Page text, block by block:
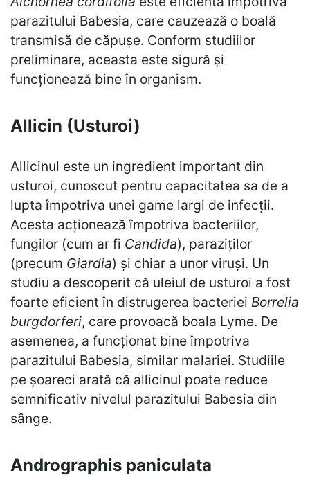
parazitului Babesia, care cauzează o boală
transmisă de căpușe. Conform studiilor
preliminare, aceasta este sigură și
funcționează bine în organism.
Allicin (Usturoi)
Allicinul este un ingredient important din
usturoi, cunoscut pentru capacitatea sa de a
lupta împotriva unei game largi de infecții.
Acesta acționează împotriva bacteriilor,
fungilor (cum ar fi Candida), paraziților
(precum Giardia) și chiar a unor viruși. Un
studiu a descoperit că uleiul de usturoi a fost
foarte eficient în distrugerea bacteriei Borrelia
burgdorferi, care provoacă boala Lyme. De
asemenea, a funcționat bine împotriva
parazitului Babesia, similar malariei. Studiile
pe șoareci arată că allicinul poate reduce
semnificativ nivelul parazitului Babesia din
sânge.
Andrographis paniculata